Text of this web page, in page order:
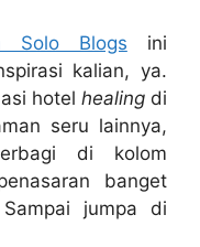
Solo Blogs ini
kalian, ya.
hotel healing di
seru lainnya,
di kolom
banget
jumpa di